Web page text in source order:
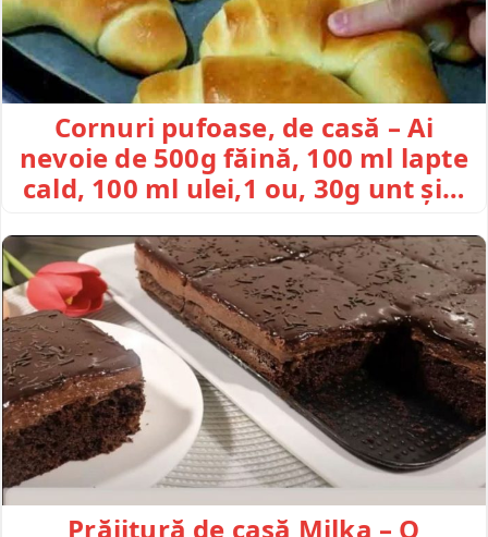
Cornuri pufoase, de casă – Ai
nevoie de 500g făină, 100 ml lapte
cald, 100 ml ulei,1 ou, 30g unt și…
Prăjitură de casă Milka – O